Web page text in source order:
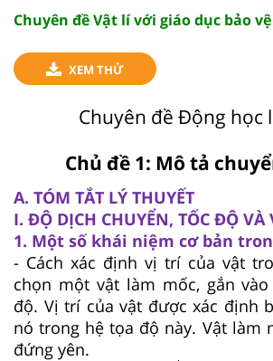
Chuyên đề Vật lí với giáo dục bảo
XEM THỬ
Chuyên đề Động học
Chủ đề 1: Mô tả
A. TÓM TẮT LÝ THUYẾT
I. ĐỘ DỊCH CHUYỂN, TỐC ĐỘ VÀ
1. Một số khái niệm cơ bản
- Cách xác định vị trí của vật
chọn một vật làm mốc, gắn
độ. Vị trí của vật được xác định
nó trong hệ tọa độ này. Vật làm
đứng yên.